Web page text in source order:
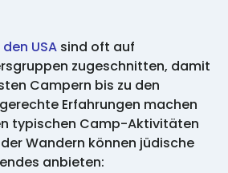
USA sind oft auf
zugeschnitten, damit
Campern bis zu den
Erfahrungen machen
typischen Camp-Aktivitäten
Wandern können jüdische
anbieten: